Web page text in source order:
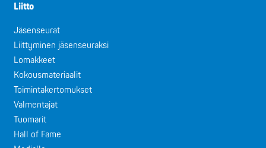
Liitto
Jäsenseurat
Liittyminen jäsenseuraksi
Lomakkeet
Kokousmateriaalit
Toimintakertomukset
Valmentajat
Tuomarit
Hall of Fame